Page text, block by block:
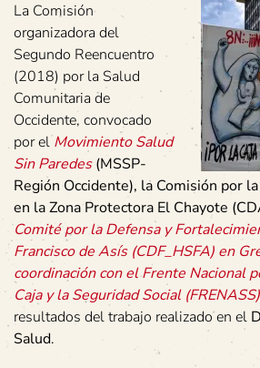
La Comisión
organizadora del
Segundo Reencuentro
(2018) por la Salud
Comunitaria de
Occidente, convocado
por elMovimiento Salud
Sin Paredes(MSSP-
Región Occidente), la Comisión por
en la Zona Protectora El Chayote
Comité por la Defensa y
Francisco de Asís (CDF_HSFA) en
coordinación con el Frente Nacional
Caja y la Seguridad Social (FRENASS)
resultados del trabajo realizado en el
Salud.